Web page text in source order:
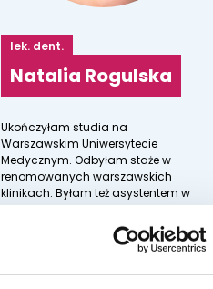
lek. dent.
Natalia Rogulska
Ukończyłam studia na
Warszawskim Uniwersytecie
Medycznym. Odbyłam staże w
renomowanych warszawskich
klinikach. Byłam też asystentem w
Zakładzie Stomatologii
Zintegrowanej WUM. Swoją widzę
CZYTAJ WIĘCEJ